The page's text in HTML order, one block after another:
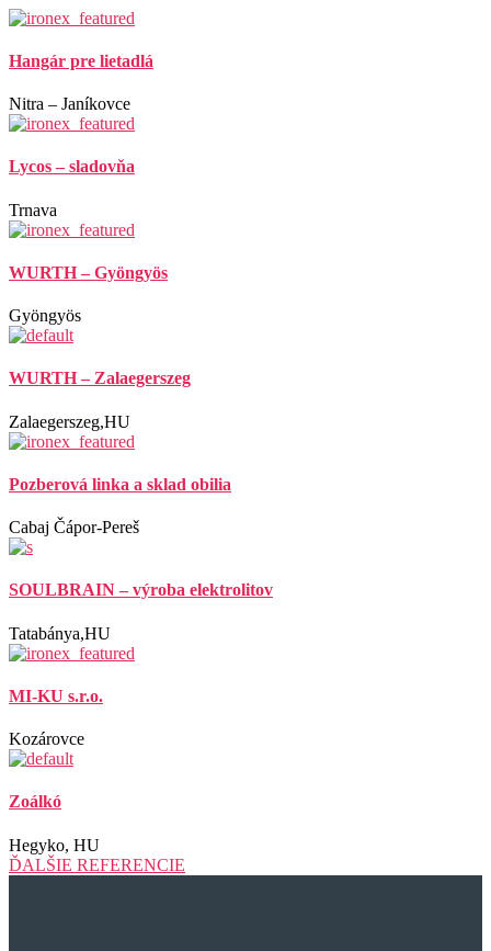
Hangár pre lietadlá
Nitra – Janíkovce
Lycos – sladovňa
Trnava
WURTH – Gyöngyös
Gyöngyös
WURTH – Zalaegerszeg
Zalaegerszeg,HU
Pozberová linka a sklad obilia
Cabaj Čápor-Pereš
SOULBRAIN – výroba elektrolitov
Tatabánya,HU
MI-KU s.r.o.
Kozárovce
Zoálkó
Hegyko, HU
ĎALŠIE REFERENCIE